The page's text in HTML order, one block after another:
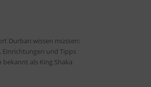
Durban wissen müssen:
und Tipps
als King Shaka